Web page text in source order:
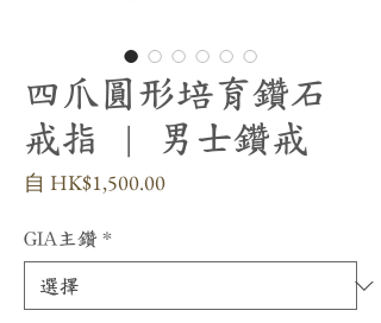
四爪圓形培育鑽石
戒指 | 男士鑽戒
自 HK$1,500.00促
格
GIA主鑽 *